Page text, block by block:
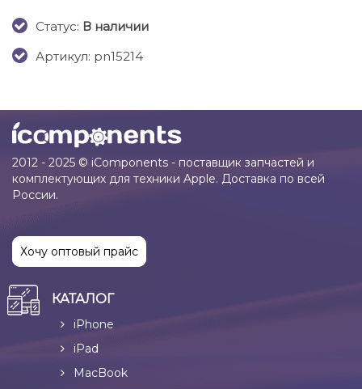
Cтатус: В наличии
Артикул: pn15214
2012 - 2025 © iComponents - поставщик запчастей и
комплектующих для техники Apple. Доставка по всей
России.
Хочу оптовый прайс
КАТАЛОГ
iPhone
iPad
MacBook